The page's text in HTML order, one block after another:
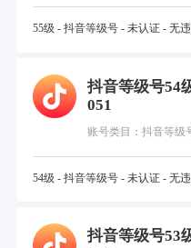
55级 - 抖音等级号 - 未认证 - 无
抖音等级号54
051
账号类目：抖音等级
54级 - 抖音等级号 - 未认证 - 无
抖音等级号53